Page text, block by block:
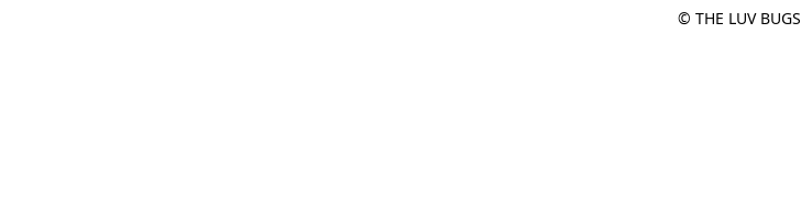
© THE LUV BUGS